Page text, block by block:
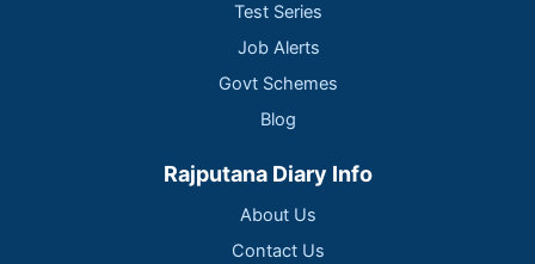
Test Series
Job Alerts
Govt Schemes
Blog
Rajputana Diary Info
About Us
Contact Us